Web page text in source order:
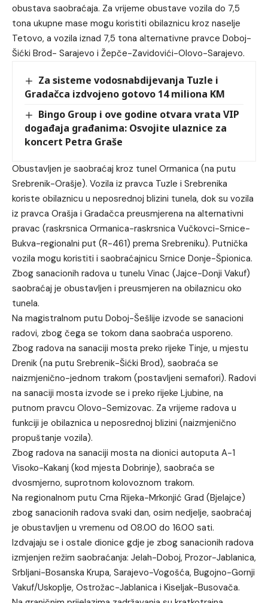
obustava saobraćaja. Za vrijeme obustave vozila do 7,5
tona ukupne mase mogu koristiti obilaznicu kroz naselje
Tetovo, a vozila iznad 7,5 tona alternativne pravce Doboj-
Šićki Brod- Sarajevo i Žepče-Zavidovići-Olovo-Sarajevo.
Za sisteme vodosnabdijevanja Tuzle i
Gradačca izdvojeno gotovo 14 miliona KM
Bingo Group i ove godine otvara vrata VIP
događaja građanima: Osvojite ulaznice za
koncert Petra Graše
Obustavljen je saobraćaj kroz tunel Ormanica (na putu
Srebrenik-Orašje). Vozila iz pravca Tuzle i Srebrenika
koriste obilaznicu u neposrednoj blizini tunela, dok su vozila
iz pravca Orašja i Gradačca preusmjerena na alternativni
pravac (raskrsnica Ormanica-raskrsnica Vučkovci-Srnice-
Bukva-regionalni put (R-461) prema Srebreniku). Putnička
vozila mogu koristiti i saobraćajnicu Srnice Donje-Špionica.
Zbog sanacionih radova u tunelu Vinac (Jajce-Donji Vakuf)
saobraćaj je obustavljen i preusmjeren na obilaznicu oko
tunela.
Na magistralnom putu Doboj-Šešlije izvode se sanacioni
radovi, zbog čega se tokom dana saobraća usporeno.
Zbog radova na sanaciji mosta preko rijeke Tinje, u mjestu
Drenik (na putu Srebrenik-Šićki Brod), saobraća se
naizmjenično-jednom trakom (postavljeni semafori). Radovi
na sanaciji mosta izvode se i preko rijeke Ljubine, na
putnom pravcu Olovo-Semizovac. Za vrijeme radova u
funkciji je obilaznica u neposrednoj blizini (naizmjenično
propuštanje vozila).
Zbog radova na sanaciji mosta na dionici autoputa A-1
Visoko-Kakanj (kod mjesta Dobrinje), saobraća se
dvosmjerno, suprotnom kolovoznom trakom.
Na regionalnom putu Crna Rijeka-Mrkonjić Grad (Bjelajce)
zbog sanacionih radova svaki dan, osim nedjelje, saobraćaj
je obustavljen u vremenu od 08.00 do 16.00 sati.
Izdvajaju se i ostale dionice gdje je zbog sanacionih radova
izmjenjen režim saobraćanja: Jelah-Doboj, Prozor-Jablanica,
Srbljani-Bosanska Krupa, Sarajevo-Vogošća, Bugojno-Gornji
Vakuf/Uskoplje, Ostrožac-Jablanica i Kiseljak-Busovača.